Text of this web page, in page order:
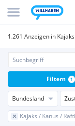
1.261 Anzeigen in
Bundesland
Kajaks / Kanus /
Filtern 1